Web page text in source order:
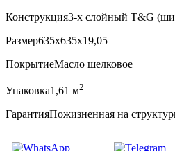
Конструкция3-х слойный T&G
Размер635x635x19,05
ПокрытиеМасло шелковое
Упаковка1,61 м2
ГарантияПожизненная на